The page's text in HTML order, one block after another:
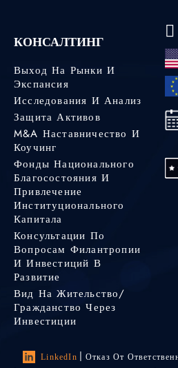
КОНСАЛТИНГ
Выход На Рынки И
Экспансия
Исследования И Анализ
Защита Активов
M&A Наставничество И
Коучинг
Фонды Национального
Благосостояния И
Привлечение
Институционального
Капитала
Консультации По
Вопросам Филантропии
И Инвестиций В
Развитие
Вид На Жительство/
Гражданство Через
Инвестиции
LinkedIn Отказ От